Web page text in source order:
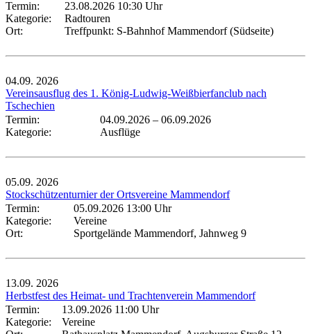
Termin:
23.08.2026 10:30 Uhr
Kategorie:
Radtouren
Ort:
Treffpunkt: S-Bahnhof Mammendorf (Südseite)
04.09. 2026
Vereinsausflug des 1. König-Ludwig-Weißbierfanclub nach
Tschechien
Termin:
04.09.2026 – 06.09.2026
Kategorie:
Ausflüge
05.09. 2026
Stockschützenturnier der Ortsvereine Mammendorf
Termin:
05.09.2026 13:00 Uhr
Kategorie:
Vereine
Ort:
Sportgelände Mammendorf, Jahnweg 9
13.09. 2026
Herbstfest des Heimat- und Trachtenverein Mammendorf
Termin:
13.09.2026 11:00 Uhr
Kategorie:
Vereine